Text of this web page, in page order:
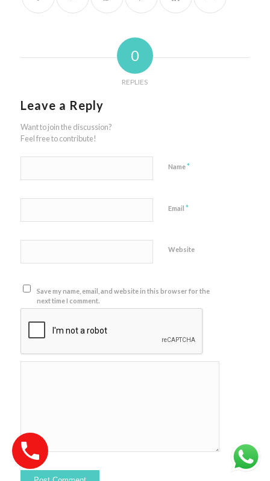
0
REPLIES
Leave a Reply
Want to join the discussion?
Feel free to contribute!
Name*
Email *
Website
Save my name, email, and website in this browser for the
next time I comment.